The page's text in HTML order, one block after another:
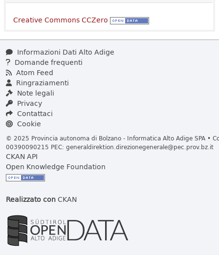
Creative Commons CCZero
Informazioni Dati Alto Adige
Domande frequenti
Atom Feed
Ringraziamenti
Note legali
Privacy
Contattaci
Cookie
© 2025 Provincia autonoma di Bolzano - Informatica Alto Adige SPA •
00390090215 PEC: generaldirektion.direzionegenerale@pec.prov.bz.it
CKAN API
Open Knowledge Foundation
Realizzato conCKAN